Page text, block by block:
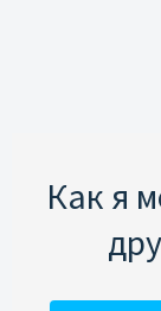
Как я